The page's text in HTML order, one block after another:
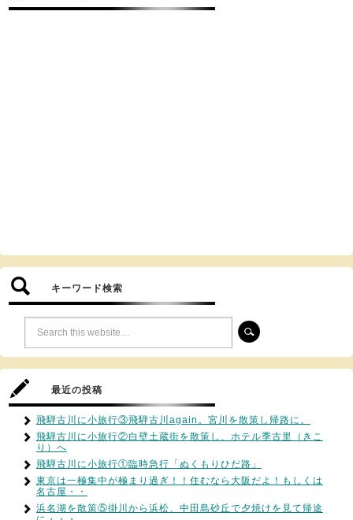
キーワード検索
最近の投稿
飛騨古川に小旅行③飛騨古川again。宮川を散策し帰路に。
飛騨古川に小旅行②白壁土蔵街を散策し、ホテル季古里（きこ
り）へ
飛騨古川に小旅行①臨時急行「ぬくもりひだ路」
東京は一極集中が極まり過ぎ！！住むなら大阪だよ！もしくは
名古屋・・
浜名湖を散策⑤掛川から浜松、中田島砂丘で夕焼けを見て帰途